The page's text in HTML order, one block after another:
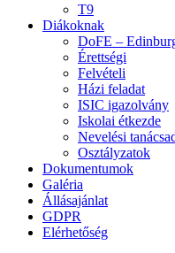
T9
Diákoknak
DoFE –
Érettségi
Felvételi
Házi feladat
ISIC igazolvány
Iskolai étkezde
Nevelési
Osztályzatok
Dokumentumok
Galéria
Állásajánlat
GDPR
Elérhetőség